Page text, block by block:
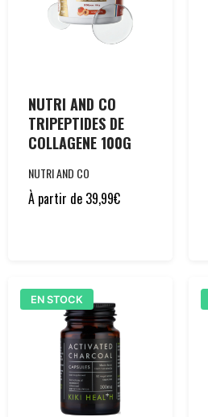
NUTRI AND CO
TRIPEPTIDES DE
COLLAGENE 100G
NUTRI AND CO
À partir de 39,99€
EN STOCK